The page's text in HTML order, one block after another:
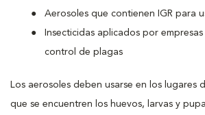
Aerosoles que contienen IGR para
Insecticidas aplicados por
control de plagas
Los aerosoles deben usarse en los lugares
que se encuentren los huevos, larvas y